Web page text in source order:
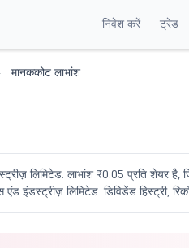
निवेश करें ट्रेड
मानककोट लाभांश
लिमिटेड. लाभांश ₹0.05 प्रति शेयर
इंडस्ट्रीज़ लिमिटेड. डिविडेंड हिस्ट्री,